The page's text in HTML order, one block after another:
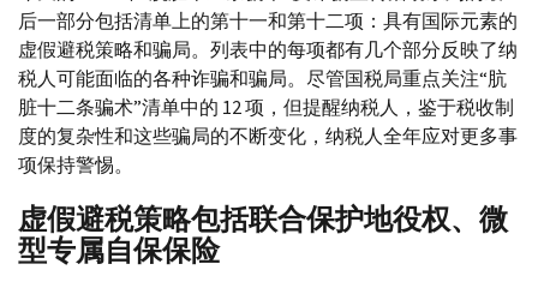
后一部分包括清单上的第十一和第十二项：具有国际元素的
虚假避税策略和骗局。列表中的每项都有几个部分反映了纳
税人可能面临的各种诈骗和骗局。尽管国税局重点关注“肮
脏十二条骗术”清单中的 12 项，但提醒纳税人，鉴于税收制
度的复杂性和这些骗局的不断变化，纳税人全年应对更多事
项保持警惕。
虚假避税策略包括联合保护地役权、微
型专属自保保险